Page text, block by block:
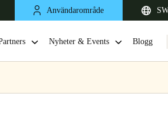
Användarområde
Nyheter & Events Blogg